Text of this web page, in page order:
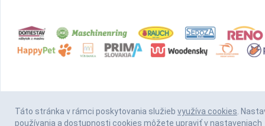
Táto stránka v rámci poskytovania služieb využíva cookies.
používania a dostupnosti cookies môžete upraviť v nastaveniach